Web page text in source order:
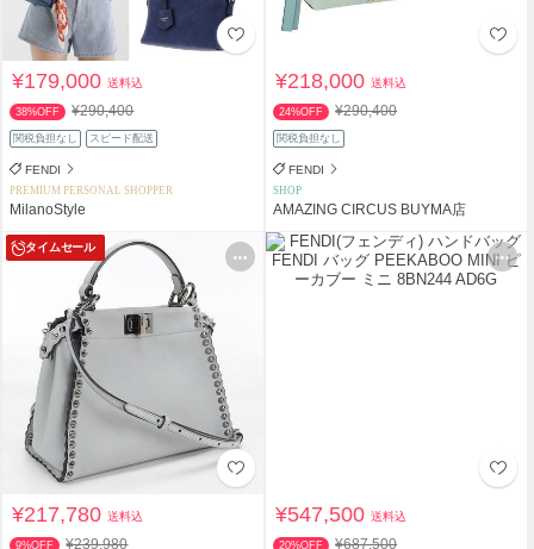
¥179,000送料込
38%OFF ¥290,400
関税負担なし スピード配送
FENDI
PREMIUM PERSONAL SHOPPER
MilanoStyle
¥218,000送料込
24%OFF ¥290,400
関税負担なし
FENDI
SHOP
AMAZING CIRCUS BUYMA店
タイムセール
¥217,780送料込
9%OFF ¥239,980
¥547,500送料込
20%OFF ¥687,500